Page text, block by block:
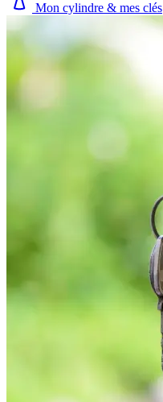
Mon cylindre & mes clés